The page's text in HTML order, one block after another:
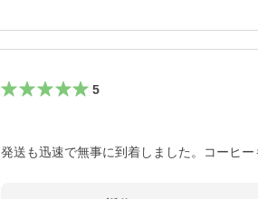
5
発送も迅速で無事に到着しました。コーヒ